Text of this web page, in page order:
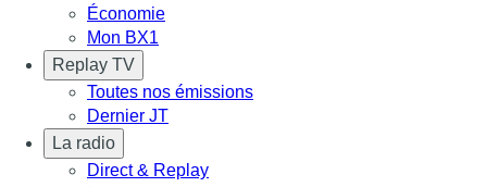
Économie
Mon BX1
Replay TV
Toutes nos émissions
Dernier JT
La radio
Direct & Replay